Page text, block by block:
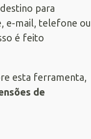
para
e-mail, telefone ou
é feito
esta ferramenta,
de